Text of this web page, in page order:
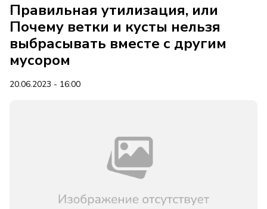
Правильная утилизация, или
Почему ветки и кусты нельзя
выбрасывать вместе с другим
мусором
20.06.2023 - 16:00